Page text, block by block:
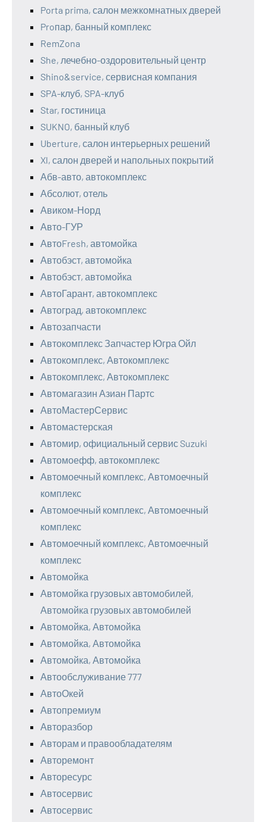
Porta prima, салон межкомнатных дверей
Proпар, банный комплекс
RemZona
She, лечебно-оздоровительный центр
Shino&service, сервисная компания
SPA-клуб, SPA-клуб
Star, гостиница
SUKNO, банный клуб
Uberture, салон интерьерных решений
Xl, салон дверей и напольных покрытий
Абв-авто, автокомплекс
Абсолют, отель
Авиком-Норд
Авто-ГУР
АвтоFresh, автомойка
Автобэст, автомойка
Автобэст, автомойка
АвтоГарант, автокомплекс
Автоград, автокомплекс
Автозапчасти
Автокомплекс Запчастер Югра Ойл
Автокомплекс, Автокомплекс
Автокомплекс, Автокомплекс
Автомагазин Азиан Партс
АвтоМастерСервис
Автомастерская
Автомир, официальный сервис Suzuki
Автомоефф, автокомплекс
Автомоечный комплекс, Автомоечный
комплекс
Автомоечный комплекс, Автомоечный
комплекс
Автомоечный комплекс, Автомоечный
комплекс
Автомойка
Автомойка грузовых автомобилей,
Автомойка грузовых автомобилей
Автомойка, Автомойка
Автомойка, Автомойка
Автомойка, Автомойка
Автообслуживание 777
АвтоОкей
Автопремиум
Авторазбор
Авторам и правообладателям
Авторемонт
Авторесурс
Автосервис
Автосервис